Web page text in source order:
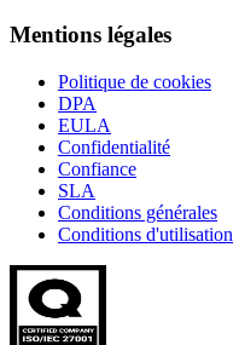
Mentions légales
Politique de cookies
DPA
EULA
Confidentialité
Confiance
SLA
Conditions générales
Conditions d'utilisation